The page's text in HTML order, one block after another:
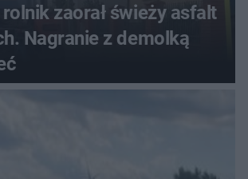
zaorał świeży asfalt
Nagranie z demolką